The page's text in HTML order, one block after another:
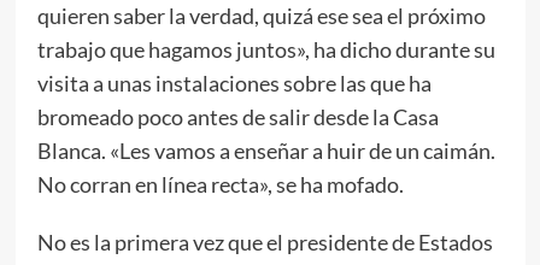
quieren saber la verdad, quizá ese sea el próximo
trabajo que hagamos juntos», ha dicho durante su
visita a unas instalaciones sobre las que ha
bromeado poco antes de salir desde la Casa
Blanca. «Les vamos a enseñar a huir de un caimán.
No corran en línea recta», se ha mofado.
No es la primera vez que el presidente de Estados